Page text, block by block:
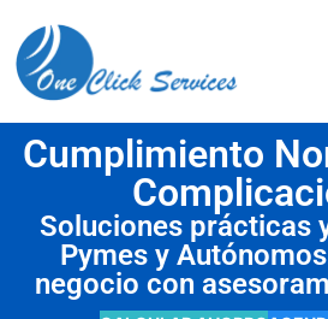
Cumplimiento
Soluciones prácticas
Pymes y
negocio con